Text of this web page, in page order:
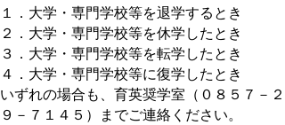
１．大学・専門学校等を退学するとき
２．大学・専門学校等を休学したとき
３．大学・専門学校等を転学したとき
４．大学・専門学校等に復学したとき
いずれの場合も、育英奨学室（０８５７－２
９－７１４５）までご連絡ください。